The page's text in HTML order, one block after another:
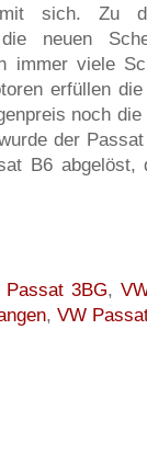
mit sich. Zu
die neuen
immer viele
erfüllen
noch
der
B6 abgelöst,
Passat 3BG,
, VW